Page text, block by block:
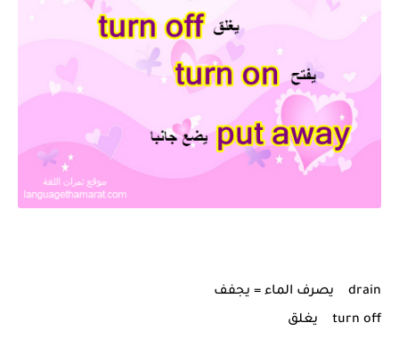
drain يصرف الماء = يجفف
turn off يغلق